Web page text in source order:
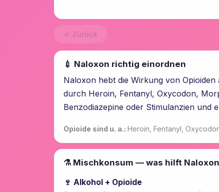
← Zurück
💉 Naloxon richtig einordnen
Naloxon hebt die Wirkung von
durch Heroin, Fentanyl, Oxycodon,
Benzodiazepine oder Stimulanzien und
Opioide sind u. a.: Heroin, Fentanyl,
⚗️ Mischkonsum — was hilft
🍷 Alkohol + Opioide